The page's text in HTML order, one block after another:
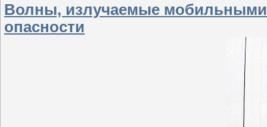
Волны, излучаемые мобильными
опасности